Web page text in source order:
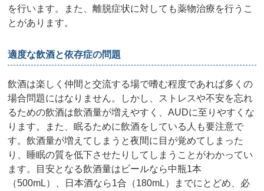
を行います。また、離脱症状に対しても薬物治療を行うこ
とがあります。
適度な飲酒と依存症の問題
飲酒は楽しく仲間と交流する場で嗜む程度であれば多くの
場合問題にはなりません。しかし、ストレスや不安を忘れ
るための飲酒は飲酒量が増えやすく、AUDに至りやすくな
ります。また、眠るために飲酒をしている人も要注意で
す。飲酒量が増えてしまうと夜間に目が覚めてしまった
り、睡眠の質を低下させたりしてしまうことがわかってい
ます。目安となる飲酒量はビールなら中瓶1本
（500mL）、日本酒なら1合（180mL）までにとどめ、必